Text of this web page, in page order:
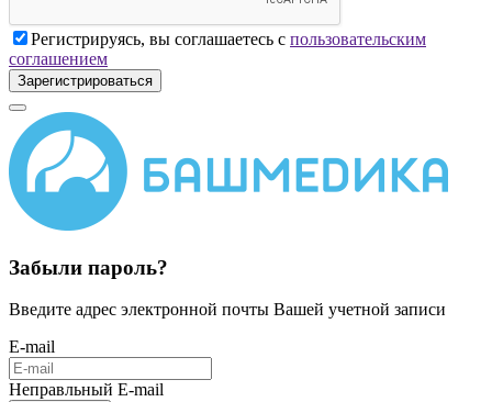
Регистрируясь, вы соглашаетесь с пользовательским
соглашением
Зарегистрироваться
Забыли пароль?
Введите адрес электронной почты Вашей учетной записи
E-mail
Неправльный E-mail